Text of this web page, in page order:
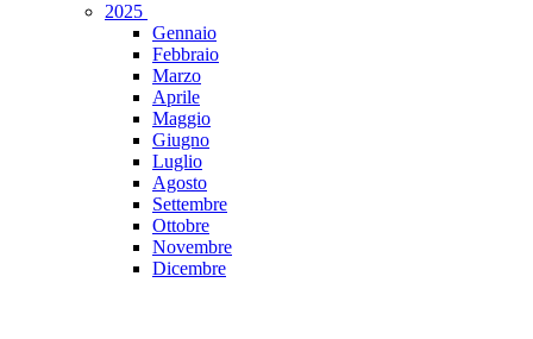
2025
Gennaio
Febbraio
Marzo
Aprile
Maggio
Giugno
Luglio
Agosto
Settembre
Ottobre
Novembre
Dicembre